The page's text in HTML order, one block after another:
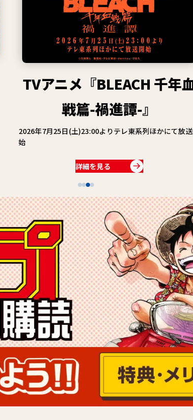
TVアニメ『BLEACH 千年血
戦篇-禍進譚-』
2026年7月25日(土)23:00よりテレ東系列ほかにて放送開
詳細を見る